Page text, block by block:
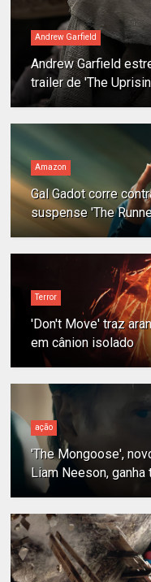
Andrew Garfield
Andrew Garfield
trailer de 'The
Amazon
Gal Gadot corre
suspense 'The
Terror
'Don't Move' traz
em cânion isolado
ação
'The Mongoose',
Liam Neeson, ganha